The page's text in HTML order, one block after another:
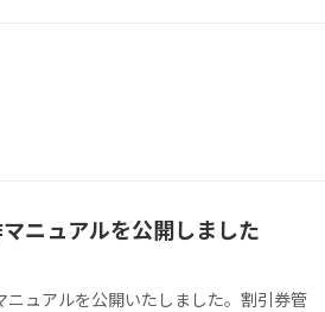
ニュアルを公開しました
ュアルを公開いたしました。割引券管